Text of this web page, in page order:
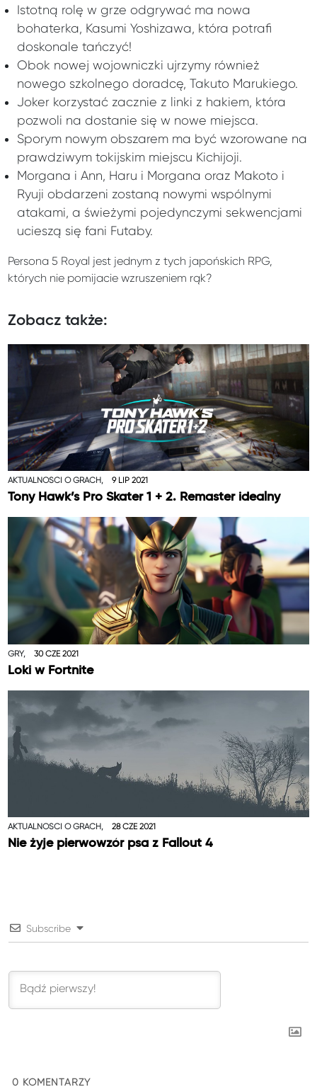
Istotną rolę w grze odgrywać ma nowa
bohaterka, Kasumi Yoshizawa, która potrafi
doskonale tańczyć!
Obok nowej wojowniczki ujrzymy również
nowego szkolnego doradcę, Takuto Marukiego.
Joker korzystać zacznie z linki z hakiem, która
pozwoli na dostanie się w nowe miejsca.
Sporym nowym obszarem ma być wzorowane na
prawdziwym tokijskim miejscu Kichijoji.
Morgana i Ann, Haru i Morgana oraz Makoto i
Ryuji obdarzeni zostaną nowymi wspólnymi
atakami, a świeżymi pojedynczymi sekwencjami
ucieszą się fani Futaby.
Persona 5 Royal jest jednym z tych japońskich RPG,
których nie pomijacie wzruszeniem rąk?
Zobacz także:
AKTUALNOŚCI O GRACH, 9 LIP 2021
Tony Hawk’s Pro Skater 1 + 2. Remaster idealny
GRY, 30 CZE 2021
Loki w Fortnite
AKTUALNOŚCI O GRACH, 28 CZE 2021
Nie żyje pierwowzór psa z Fallout 4
Subscribe
0 KOMENTARZY